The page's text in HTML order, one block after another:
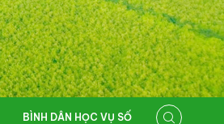
BÌNH DÂN HỌC VỤ SỐ